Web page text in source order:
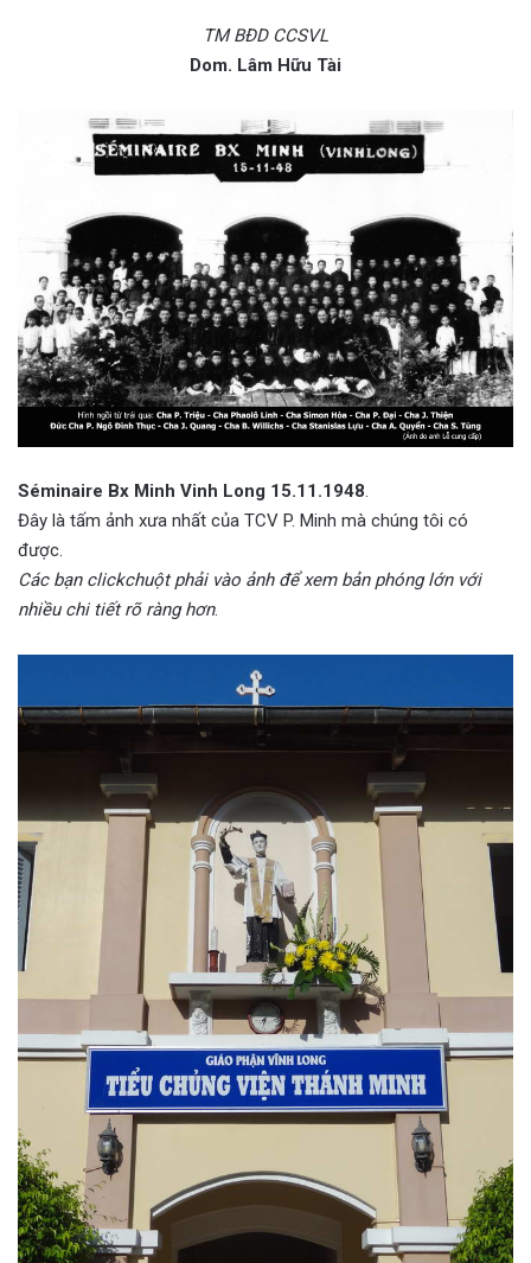
TM BĐD CCSVL
Dom. Lâm Hữu Tài
Séminaire Bx Minh Vinh Long 15.11.1948.
Đây là tấm ảnh xưa nhất của TCV P. Minh mà chúng tôi có
được.
Các bạn clickchuột phải vào ảnh để xem bản phóng lớn với
nhiều chi tiết rõ ràng hơn.